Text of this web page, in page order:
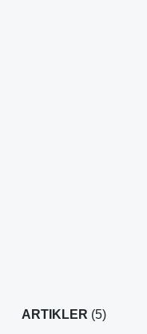
ARTIKLER (5)